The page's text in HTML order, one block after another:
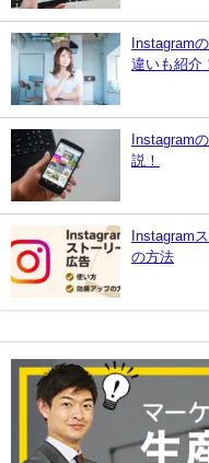
Instagram
違いも紹介
Instagram
説！
Instagram
の方法